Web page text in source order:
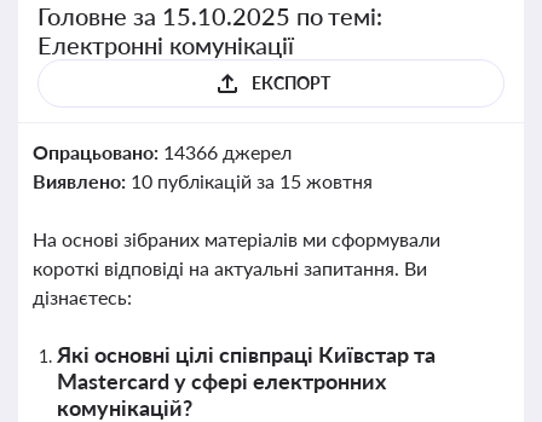
Головне за 15.10.2025 по темі:
Електронні комунікації
ЕКСПОРТ
Опрацьовано: 14366 джерел
Виявлено: 10 публікацій за 15 жовтня
На основі зібраних матеріалів ми сформували
короткі відповіді на актуальні запитання. Ви
дізнаєтесь:
Які основні цілі співпраці Київстар та
Mastercard у сфері електронних
комунікацій?